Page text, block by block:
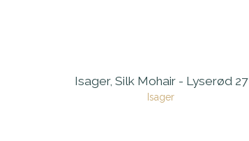
Isager, Silk Mohair - Lyserød 27
Isager